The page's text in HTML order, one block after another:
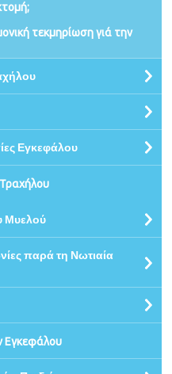
τεκμηρίωση γιά την
Εγκεφάλου
Μυελού
παρά τη Νωτιαία